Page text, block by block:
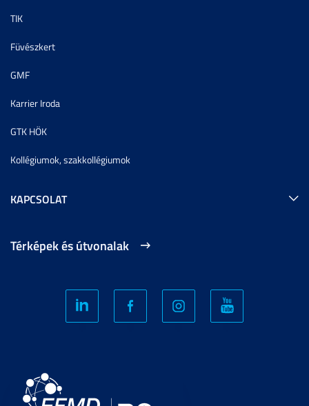
TIK
Füvészkert
GMF
Karrier Iroda
GTK HÖK
Kollégiumok, szakkollégiumok
KAPCSOLAT
Térképek és útvonalak